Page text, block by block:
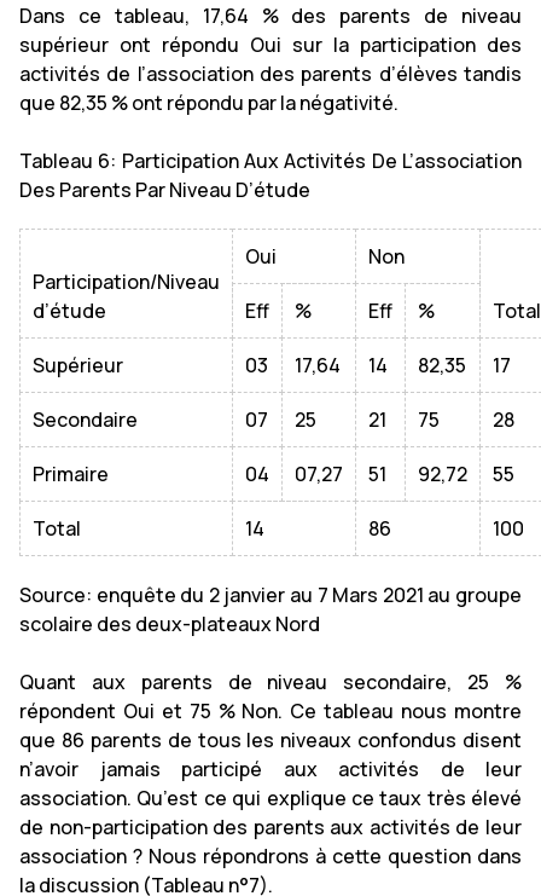
Dans ce tableau, 17,64 % des parents de niveau
supérieur ont répondu Oui sur la participation des
activités de l’association des parents d’élèves tandis
que 82,35 % ont répondu par la négativité.
Tableau 6: Participation Aux Activités De L’association
Des Parents Par Niveau D’étude
Participation/Niveau
d’étude
Oui Non
Total
Eff % Eff %
Supérieur 03 17,64 14 82,35 17
Secondaire 07 25 21 75 28
Primaire 04 07,27 51 92,72 55
Total 14 86 100
Source: enquête du 2 janvier au 7 Mars 2021 au groupe
scolaire des deux-plateaux Nord
Quant aux parents de niveau secondaire, 25 %
répondent Oui et 75 % Non. Ce tableau nous montre
que 86 parents de tous les niveaux confondus disent
n’avoir jamais participé aux activités de leur
association. Qu’est ce qui explique ce taux très élevé
de non-participation des parents aux activités de leur
association ? Nous répondrons à cette question dans
la discussion (Tableau n°7).